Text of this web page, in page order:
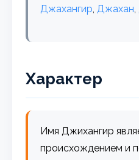
Джахангир,Джахан,
Характер
Имя Джихангир
происхождением и